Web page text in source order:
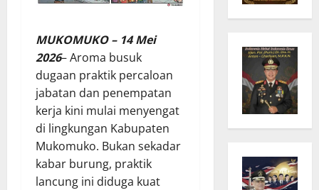
MUKOMUKO – 14 Mei
2026– Aroma busuk
dugaan praktik percaloan
jabatan dan penempatan
kerja kini mulai menyengat
di lingkungan Kabupaten
Mukomuko. Bukan sekadar
kabar burung, praktik
lancung ini diduga kuat